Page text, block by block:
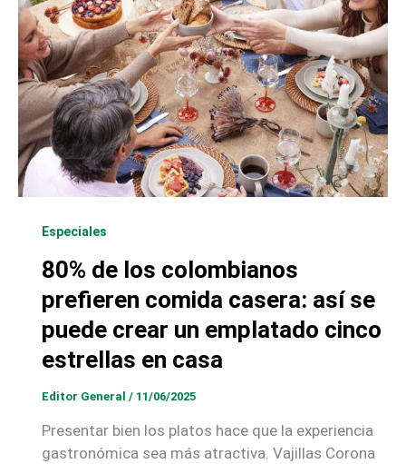
Especiales
80% de los colombianos
prefieren comida casera: así se
puede crear un emplatado cinco
estrellas en casa
Editor General / 11/06/2025
Presentar bien los platos hace que la experiencia
gastronómica sea más atractiva. Vajillas Corona